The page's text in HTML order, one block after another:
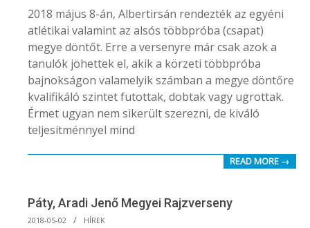
05-
08
2018 május 8-án, Albertirsán rendezték az egyéni
atlétikai valamint az alsós többpróba (csapat)
megye döntőt. Erre a versenyre már csak azok a
tanulók jöhettek el, akik a körzeti többpróba
bajnokságon valamelyik számban a megye döntőre
kvalifikáló szintet futottak, dobtak vagy ugrottak.
Érmet ugyan nem sikerült szerezni, de kiváló
teljesítménnyel mind
READ MORE →
Páty, Aradi Jenő Megyei Rajzverseny
2018-
2018-05-02 HÍREK